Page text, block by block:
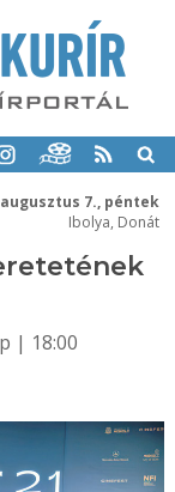
augusztus 7., péntek
Ibolya, Donát
| 18:00